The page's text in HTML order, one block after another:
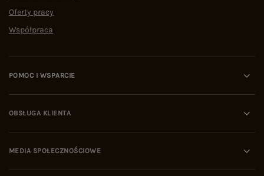
Oferty pracy
Współpraca
POMOC I WSPARCIE
OBSŁUGA KLIENTA
MEDIA SPOŁECZNOŚCIOWE